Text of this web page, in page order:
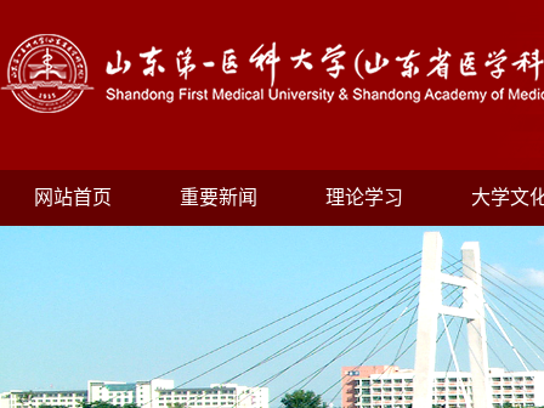
网站首页 重要新闻 理论学习 大学文